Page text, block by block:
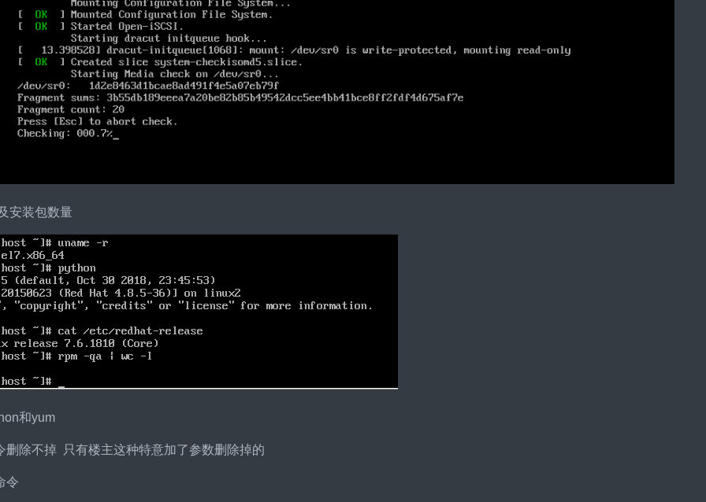
安装包数量
和yum
删除不掉 只有楼主这种特意加了参数删除掉的
令